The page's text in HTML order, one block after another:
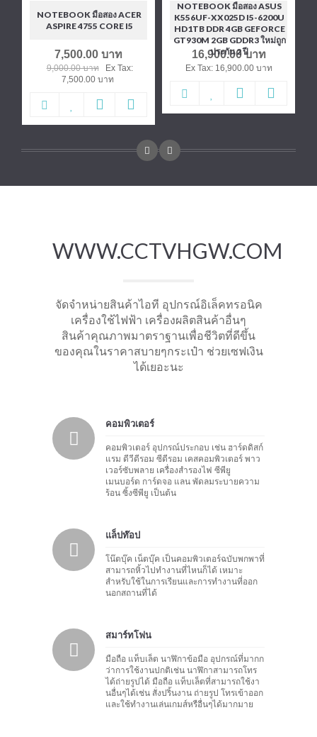
NOTEBOOK มือสอง ACER
ASPIRE 4755 CORE I5
7,500.00 บาท
9,000.00 บาท
Ex Tax:
7,500.00 บาท
NOTEBOOK มือสอง ASUS
K556UF-XX025D I5-6200U
HD1TB DDR 4GB GEFORCE
GT930M 2GB GDDR3 ใหม่ถูก
ประกัน 2 ปี
16,900.00 บาท
Ex Tax: 16,900.00 บาท
WWW.CCTVHGW.COM
จัดจำหน่ายสินค้าไอที อุปกรณ์อิเล็คทรอนิค
เครื่องใช้ไฟฟ้า เครื่องผลิตสินค้าอื่นๆ
สินค้าคุณภาพมาตราฐานเพื่อชีวิตที่ดีขึ้น
ของคุณในราคาสบายๆกระเป๋า ช่วยเซฟเงิน
ได้เยอะนะ
คอมพิวเตอร์
คอมพิวเตอร์ อุปกรณ์ประกอบ เช่น ฮาร์ดดิสก์
แรม ดีวีดีรอม ซีดีรอม เคสคอมพิวเตอร์ พาว
เวอร์ซับพลาย เครื่องสำรองไฟ ซีพียู
เมนบอร์ด การ์ดจอ แลน พัดลมระบายความ
ร้อน ซิ้งซีพียู เป็นต้น
แล็ปท๊อป
โน๊ตบุ๊ค เน็ตบุ๊ค เป็นคอมพิวเตอร์ฉบับพกพาที่
สามารถหิ้วไปทำงานที่ไหนก็ได้ เหมาะ
สำหรับใช้ในการเรียนและการทำงานที่ออก
นอกสถานที่ได้
สมาร์ทโฟน
มือถือ แท็บเล็ต นาฬิกาข้อมือ อุปกรณ์ที่มากก
ว่าการใช้งานปกติเช่น นาฬิกาสามารถโทร
ได้ถ่ายรูปได้ มือถือ แท็บเล็ตที่สามารถใช้งา
นอื่นๆได้เช่น สั่งปริ้นงาน ถ่ายรูป โทรเข้าออก
และใช้ทำงานเล่นเกมส์หรือื่นๆได้มากมาย